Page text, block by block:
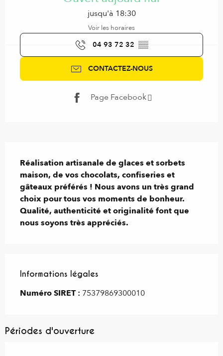
jusqu'à 18:30
Voir les horaires
04 93 72 32 ▒▒
CONTACTEZ-NOUS
Page Facebook
Réalisation artisanale de glaces et sorbets
maison, de vos chocolats, confiseries et
gâteaux préférés ! Nous avons un très grand
choix pour tous vos moments de bonheur.
Qualité, authenticité et originalité font que
nous soyons très appréciés.
Informations légales
Informations légales
Numéro SIRET : 75379869300010
Périodes d'ouverture